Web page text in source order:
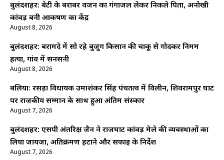
बुलंदशहर: बेटी के बराबर वजन का गंगाजल लेकर निकले पिता, अनोखी
कांवड़ बनी आकर्षण का केंद्र
August 8, 2026
बुलंदशहर: बरामदे में सो रहे बुजुर्ग किसान की चाकू से गोदकर निर्मम
हत्या, गांव में सनसनी
August 8, 2026
बलिया: रसड़ा विधायक उमाशंकर सिंह पंचतत्व में विलीन, शिवरामपुर घाट
पर राजकीय सम्मान के साथ हुआ अंतिम संस्कार
August 7, 2026
बुलंदशहर: एसपी अंतरिक्ष जैन ने राजघाट कांवड़ मेले की व्यवस्थाओं का
लिया जायजा, अतिक्रमण हटाने और सफाई के निर्देश
August 7, 2026